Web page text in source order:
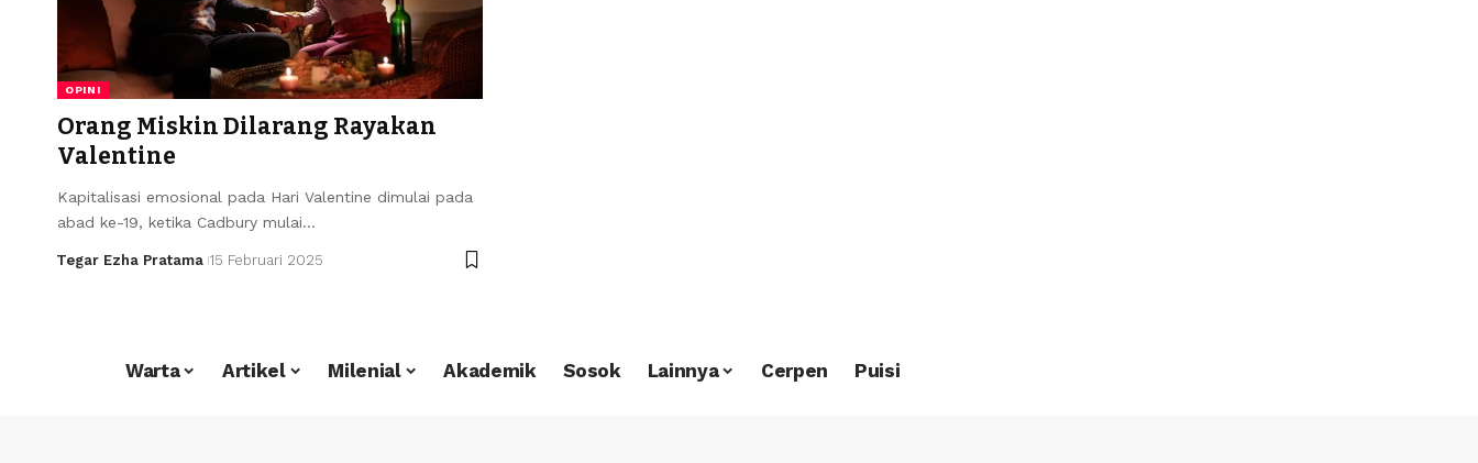
OPINI
Orang Miskin Dilarang Rayakan
Valentine
Kapitalisasi emosional pada Hari Valentine dimulai pada
abad ke-19, ketika Cadbury mulai…
Tegar Ezha Pratama 15 Februari 2025
Warta Artikel Milenial Akademik Sosok Lainnya Cerpen Puisi